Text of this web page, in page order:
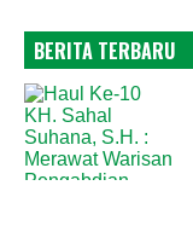
BERITA TERBARU